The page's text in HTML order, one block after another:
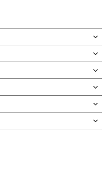
45 ซม. / 17.71 นิ้ว ผลิตจากส
เลสเกรด 304 ขนาดมาตราฐาน
าตราฐานสากล มาพร้อมประ
งอุปกรณ์ต่างๆ เช่นเครื่อง
จาน เครื่องทำน้ำร้อน เครื่องทำ
100 องศา ทนแรงดันน้ำสูง ถึง
นอกจากการใช้งานปกติ เช่นไม่
มๆชุบน้ำหมาดๆแล้วเช็ดให้แห้ง
รทำความสะอาด เนื่องจากผิว
เกิดขึ้นกับผิวของสินค้าได้